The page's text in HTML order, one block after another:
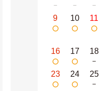
− − −
9 10 11
16 17 18
−
23 24 25
−